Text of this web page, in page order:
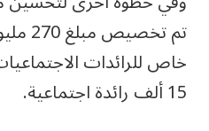
تم
خاص للرائدات
15 ألف رائدة اجتماعية.